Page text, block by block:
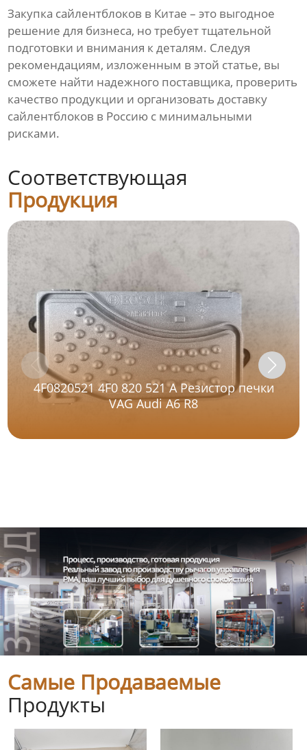
Закупка сайлентблоков в Китае – это выгодное
решение для бизнеса, но требует тщательной
подготовки и внимания к деталям. Следуя
рекомендациям, изложенным в этой статье, вы
сможете найти надежного поставщика, проверить
качество продукции и организовать доставку
сайлентблоков в Россию с минимальными
рисками.
Соответствующая
Продукция
4F0820521 4F0 820 521 A Резистор печки
VAG Audi A6 R8
Самые Продаваемые
Продукты